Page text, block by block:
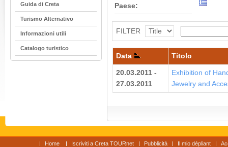
Guida di Creta
Turismo Alternativo
Informazioni utili
Catalogo turistico
Paese:
FILTER
Data Titolo
20.03.2011 -
27.03.2011
Exhibition of
Jewelry and
Home Iscriviti a Creta TOURnet Pubblicità Il mio dépliant